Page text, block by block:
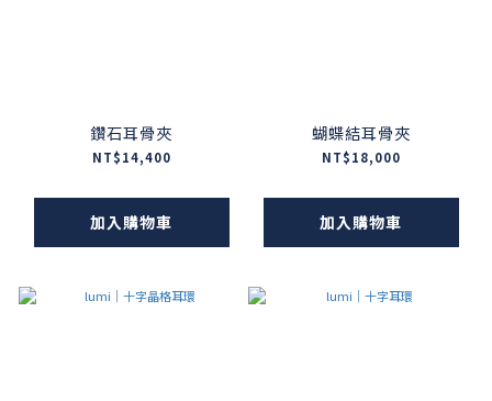
鑽石耳骨夾
NT$14,400
加入購物車
蝴蝶結耳骨夾
NT$18,000
加入購物車